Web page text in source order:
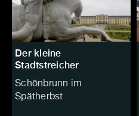
Der kleine
Stadtstreicher
Schönbrunn im
Spätherbst